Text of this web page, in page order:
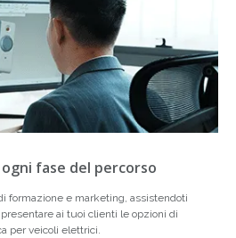
fase del percorso
formazione e marketing, assistendoti
ai tuoi clienti le opzioni di
per veicoli elettrici.